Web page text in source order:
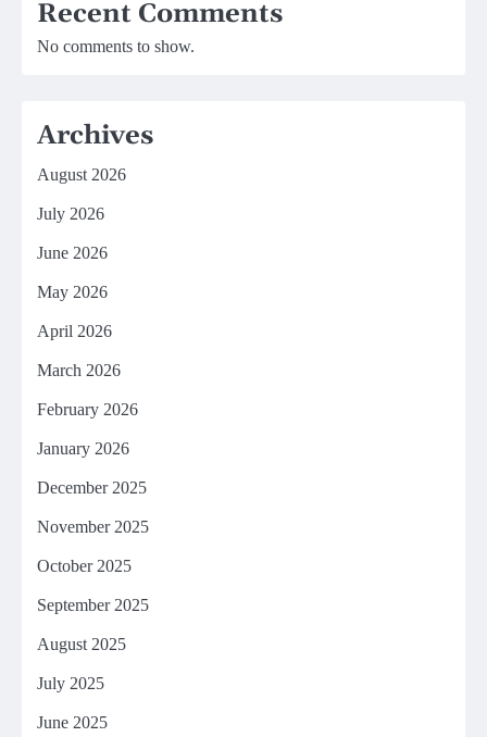
Recent Comments
No comments to show.
Archives
August 2026
July 2026
June 2026
May 2026
April 2026
March 2026
February 2026
January 2026
December 2025
November 2025
October 2025
September 2025
August 2025
July 2025
June 2025